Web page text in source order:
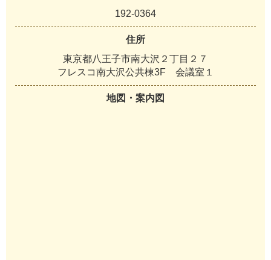
192-0364
住所
東京都八王子市南大沢２丁目２７
フレスコ南大沢公共棟3F 会議室１
地図・案内図